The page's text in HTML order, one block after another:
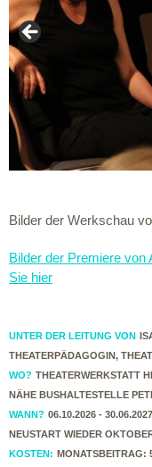
Bilder der Werkschau
Bilder der Premiere
Sie hier
UNTER DER LEITUNG VON
THEATERPÄDAGOGIN,
WO? THEATERWERKSTATT
NÄHE BUSHALTESTELLE
WANN? 06.10.2026 -
NEUSTART WIEDER
KOSTEN: MONATSBEITRAG: